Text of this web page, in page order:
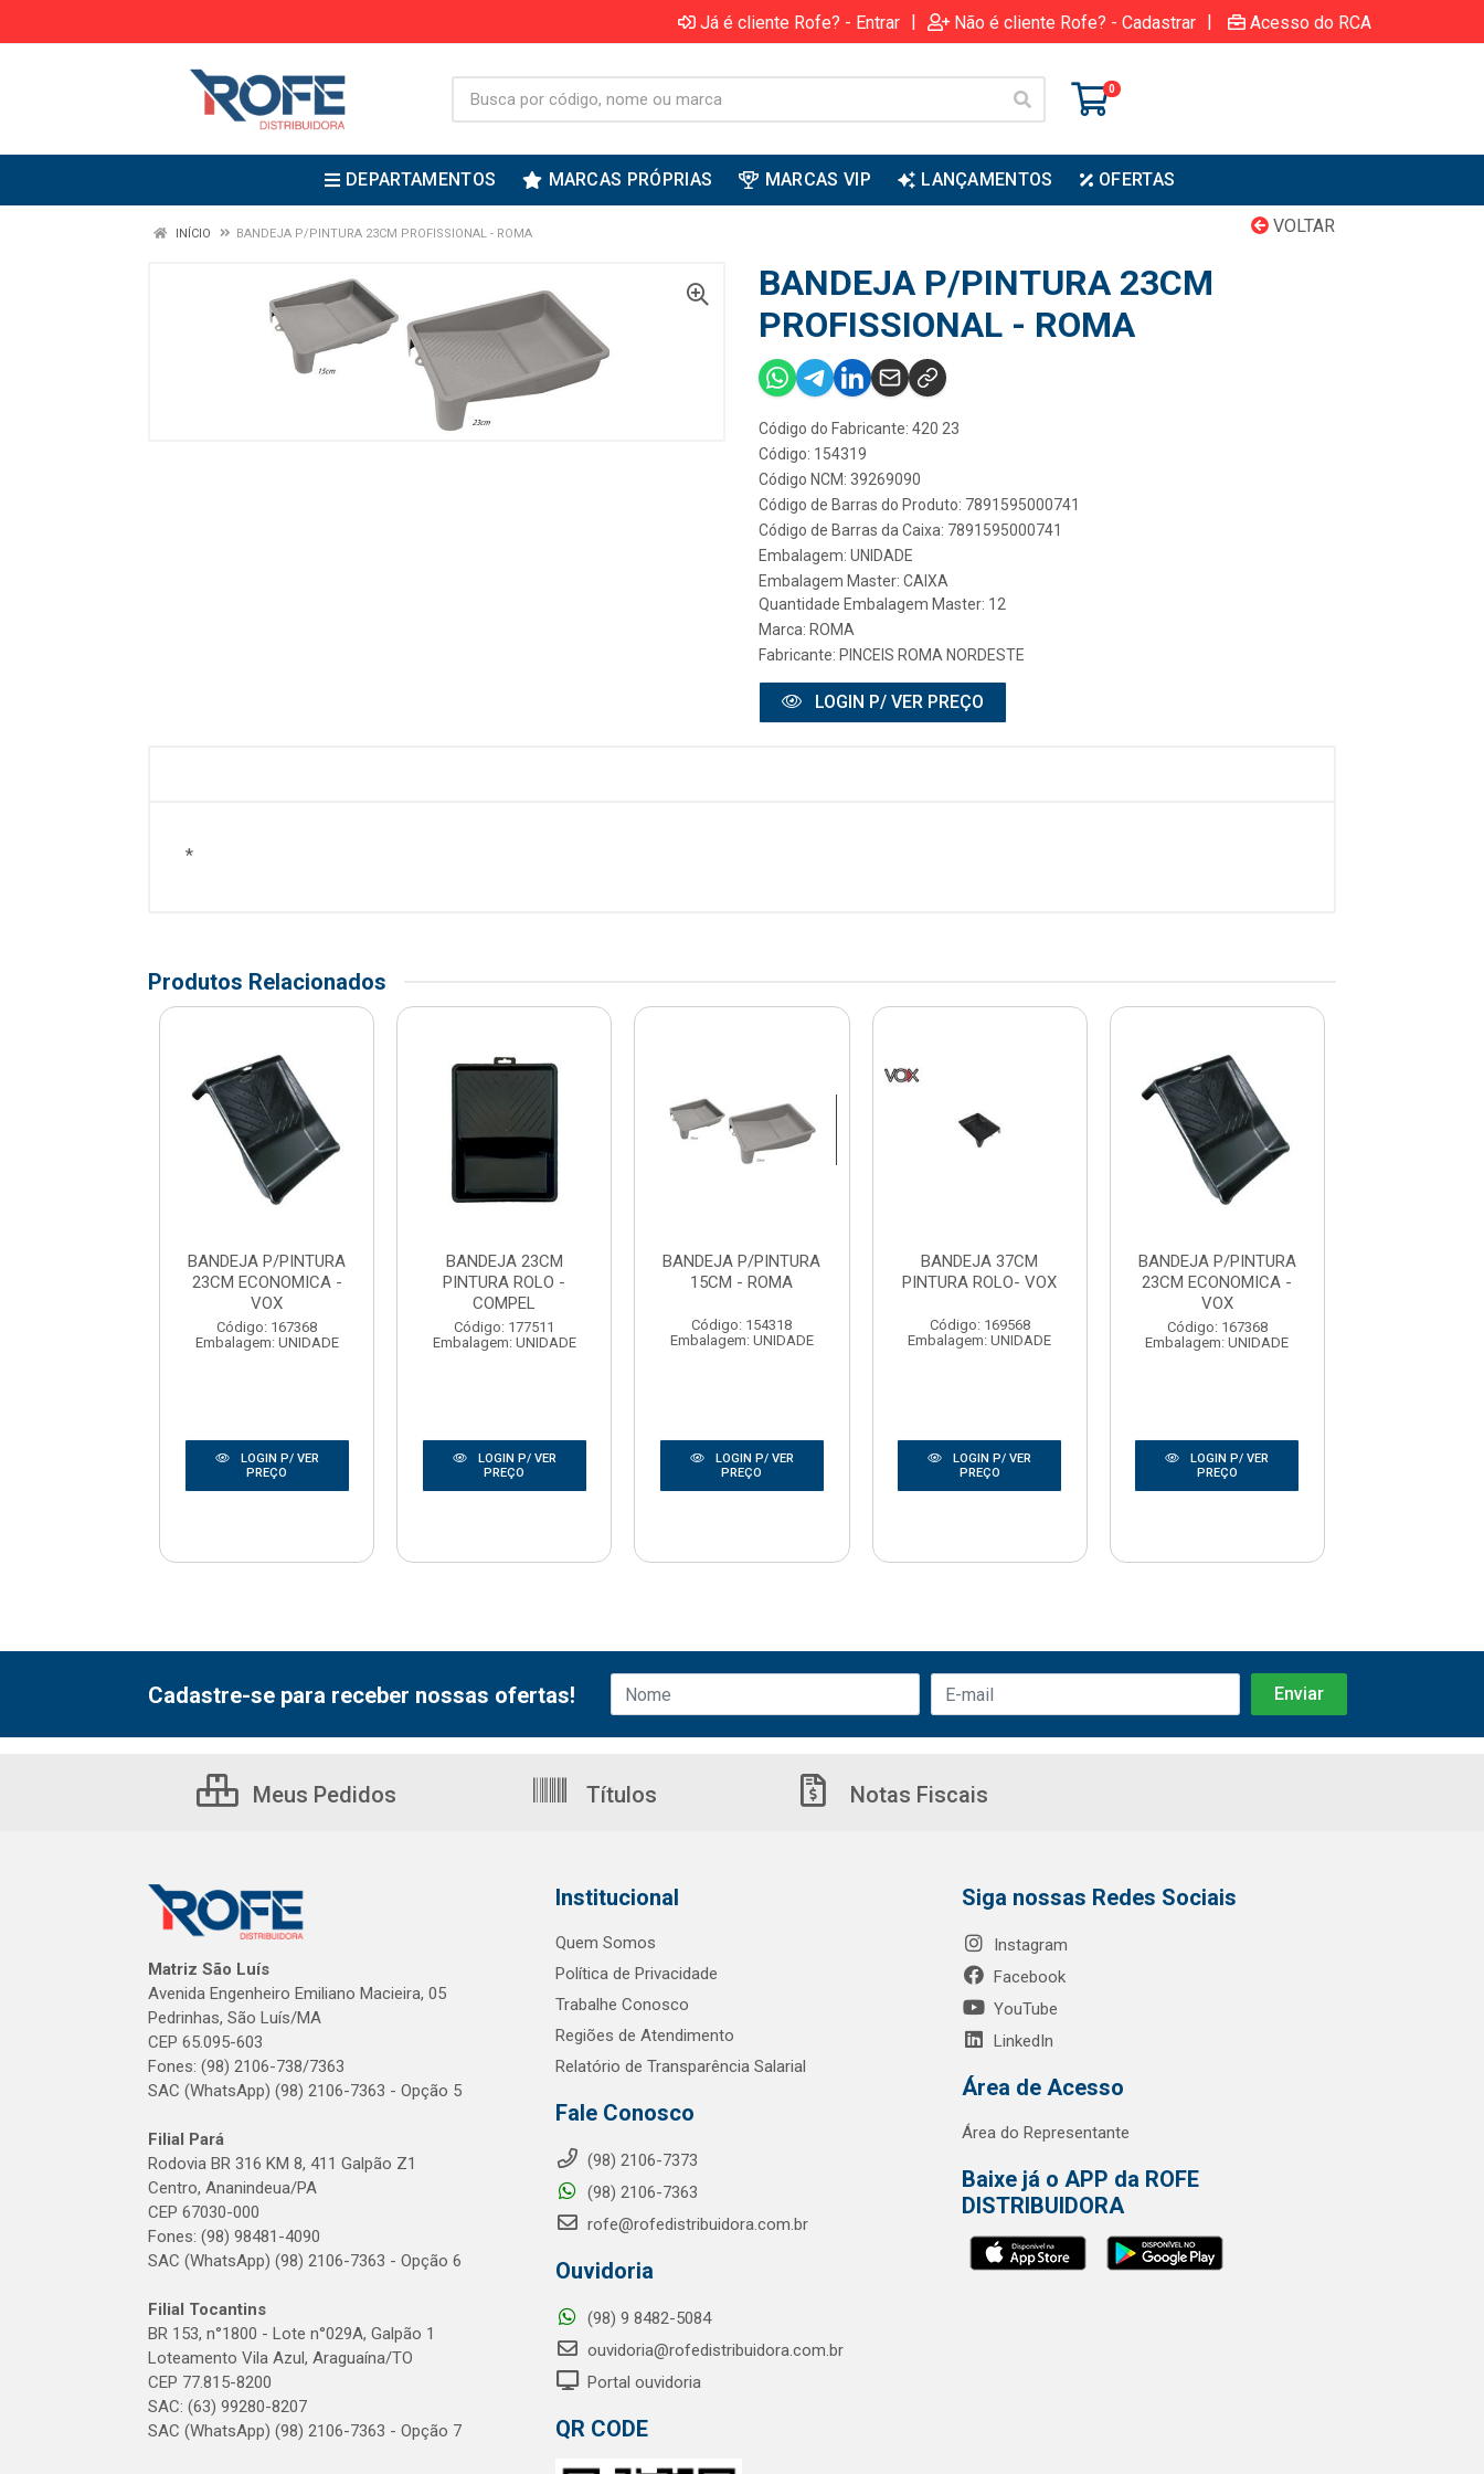
Já é cliente Rofe? - Entrar | Não é cliente Rofe? - Cadastrar | Acesso do RCA
0
DEPARTAMENTOS MARCAS PRÓPRIAS MARCAS VIP LANÇAMENTOS OFERTAS
VOLTAR
INÍCIO BANDEJA P/PINTURA 23CM PROFISSIONAL - ROMA
BANDEJA P/PINTURA 23CM
PROFISSIONAL - ROMA
Código do Fabricante: 420 23
Código: 154319
Código NCM: 39269090
Código de Barras do Produto: 7891595000741
Código de Barras da Caixa: 7891595000741
Embalagem: UNIDADE
Embalagem Master: CAIXA
Quantidade Embalagem Master: 12
Marca: ROMA
Fabricante: PINCEIS ROMA NORDESTE
LOGIN P/ VER PREÇO
*
Produtos Relacionados
BANDEJA P/PINTURA
23CM ECONOMICA -
VOX
Código: 167368
Embalagem: UNIDADE
LOGIN P/ VER
PREÇO
BANDEJA 23CM
PINTURA ROLO -
COMPEL
Código: 177511
Embalagem: UNIDADE
LOGIN P/ VER
PREÇO
BANDEJA P/PINTURA
15CM - ROMA
Código: 154318
Embalagem: UNIDADE
LOGIN P/ VER
PREÇO
BANDEJA 37CM
PINTURA ROLO- VOX
Código: 169568
Embalagem: UNIDADE
LOGIN P/ VER
PREÇO
BANDEJA P/PINTURA
23CM ECONOMICA -
VOX
Código: 167368
Embalagem: UNIDADE
LOGIN P/ VER
PREÇO
Cadastre-se para receber nossas ofertas!
Meus Pedidos Títulos Notas Fiscais
Matriz São Luís
Avenida Engenheiro Emiliano Macieira, 05
Pedrinhas, São Luís/MA
CEP 65.095-603
Fones: (98) 2106-738/7363
SAC (WhatsApp) (98) 2106-7363 - Opção 5
Filial Pará
Rodovia BR 316 KM 8, 411 Galpão Z1
Centro, Ananindeua/PA
CEP 67030-000
Fones: (98) 98481-4090
SAC (WhatsApp) (98) 2106-7363 - Opção 6
Filial Tocantins
BR 153, n°1800 - Lote n°029A, Galpão 1
Loteamento Vila Azul, Araguaína/TO
CEP 77.815-8200
SAC: (63) 99280-8207
SAC (WhatsApp) (98) 2106-7363 - Opção 7
Institucional
Quem Somos
Política de Privacidade
Trabalhe Conosco
Regiões de Atendimento
Relatório de Transparência Salarial
Fale Conosco
(98) 2106-7373
(98) 2106-7363
rofe@rofedistribuidora.com.br
Ouvidoria
(98) 9 8482-5084
ouvidoria@rofedistribuidora.com.br
Portal ouvidoria
QR CODE
Siga nossas Redes Sociais
Instagram
Facebook
YouTube
LinkedIn
Área de Acesso
Área do Representante
Baixe já o APP da ROFE
DISTRIBUIDORA